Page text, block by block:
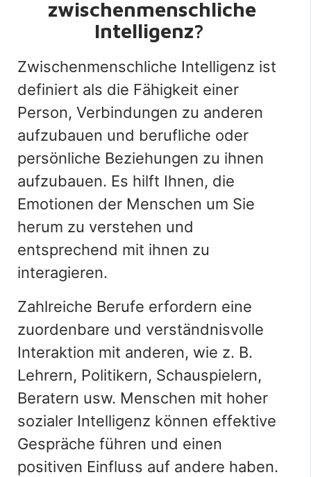
zwischenmenschliche
Intelligenz?
Zwischenmenschliche Intelligenz ist
definiert als die Fähigkeit einer
Person, Verbindungen zu anderen
aufzubauen und berufliche oder
persönliche Beziehungen zu ihnen
aufzubauen. Es hilft Ihnen, die
Emotionen der Menschen um Sie
herum zu verstehen und
entsprechend mit ihnen zu
interagieren.
Zahlreiche Berufe erfordern eine
zuordenbare und verständnisvolle
Interaktion mit anderen, wie z. B.
Lehrern, Politikern, Schauspielern,
Beratern usw. Menschen mit hoher
sozialer Intelligenz können effektive
Gespräche führen und einen
positiven Einfluss auf andere haben.